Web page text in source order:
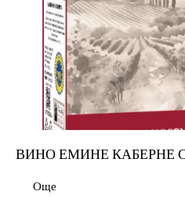
ВИНО ЕМИНЕ КАБЕРНЕ
Още